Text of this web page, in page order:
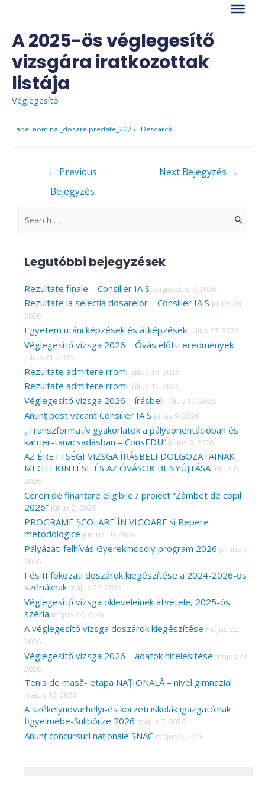
content
A 2025-ös véglegesítő
vizsgára iratkozottak
listája
Véglegesítő
Tabel nominal_dosare predate_2025 Descarcă
← Previous
Bejegyzés
Next Bejegyzés →
S
c
h
f
r
:
Legutóbbi bejegyzések
Rezultate finale – Consilier IA S augusztus 7, 2026
Rezultate la selecția dosarelor – Consilier IA S július 28,
2026
Egyetem utáni képzések és átképzések július 27, 2026
Véglegesítő vizsga 2026 – Óvás előtti eredmények
július 21, 2026
Rezultate admitere rromi július 16, 2026
Rezultate admitere rromi július 16, 2026
Véglegesítő vizsga 2026 – írásbeli július 10, 2026
Anunț post vacant Consilier IA S július 9, 2026
„Transzformatív gyakorlatok a pályaorientációban és
karrier-tanácsadásban – ConsEDU” július 9, 2026
AZ ÉRETTSÉGI VIZSGA ÍRÁSBELI DOLGOZATAINAK
MEGTEKINTÉSE ÉS AZ ÓVÁSOK BENYÚJTÁSA július 6,
2026
Cereri de finanțare eligibile / proiect ”Zâmbet de copil
2026” július 2, 2026
PROGRAME ȘCOLARE ÎN VIGOARE și Repere
metodologice június 10, 2026
Pályázati felhívás Gyerekmosoly program 2026 június 9,
2026
I és II fokozati doszárok kiegészítése a 2024-2026-os
szériáknak május 22, 2026
Véglegesítő vizsga okleveleinek átvétele, 2025-ös
széria május 22, 2026
A véglegesítő vizsga doszárok kiegészítése május 22,
2026
Véglegesítő vizsga 2026 – adatok hitelesítése május 22,
2026
Tenis de masă- etapa NAȚIONALĂ – nivel gimnazial
május 10, 2026
A székelyudvarhelyi-és körzeti iskolák igazgatóinak
figyelmébe-Sulibörze 2026 május 7, 2026
Anunț concursuri naționale SNAC május 6, 2026